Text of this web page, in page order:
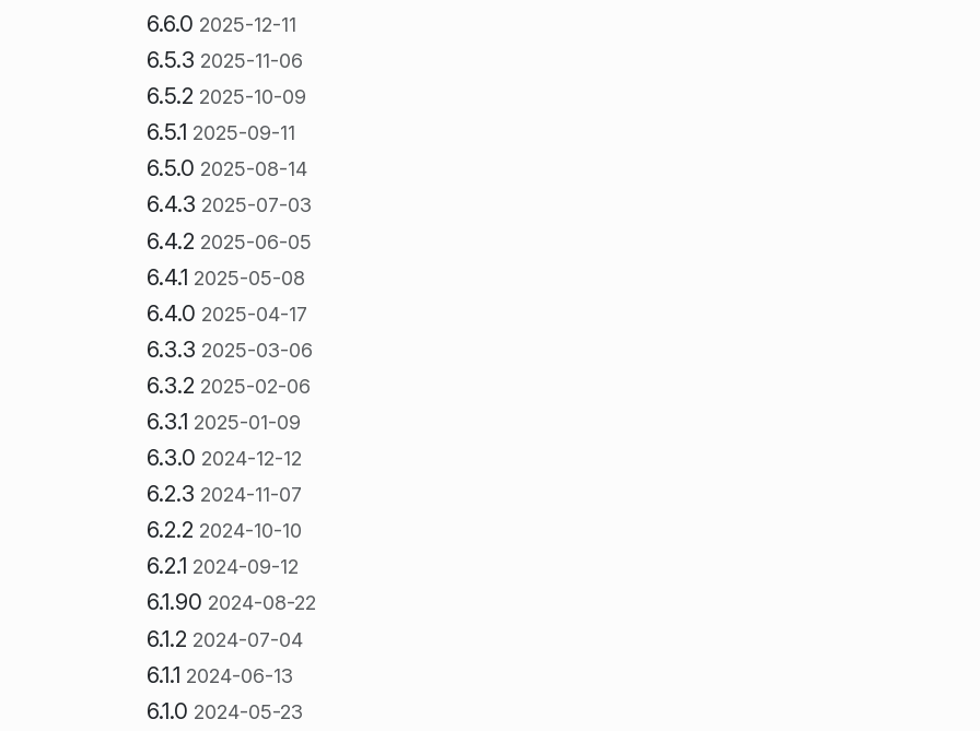
6.6.0 2025-12-11
6.5.3 2025-11-06
6.5.2 2025-10-09
6.5.1 2025-09-11
6.5.0 2025-08-14
6.4.3 2025-07-03
6.4.2 2025-06-05
6.4.1 2025-05-08
6.4.0 2025-04-17
6.3.3 2025-03-06
6.3.2 2025-02-06
6.3.1 2025-01-09
6.3.0 2024-12-12
6.2.3 2024-11-07
6.2.2 2024-10-10
6.2.1 2024-09-12
6.1.90 2024-08-22
6.1.2 2024-07-04
6.1.1 2024-06-13
6.1.0 2024-05-23